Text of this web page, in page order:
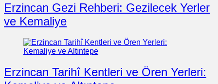
Erzincan Gezi Rehberi: Gezilecek Yerler
ve Kemaliye
Erzincan Tarihî Kentleri ve Ören Yerleri: